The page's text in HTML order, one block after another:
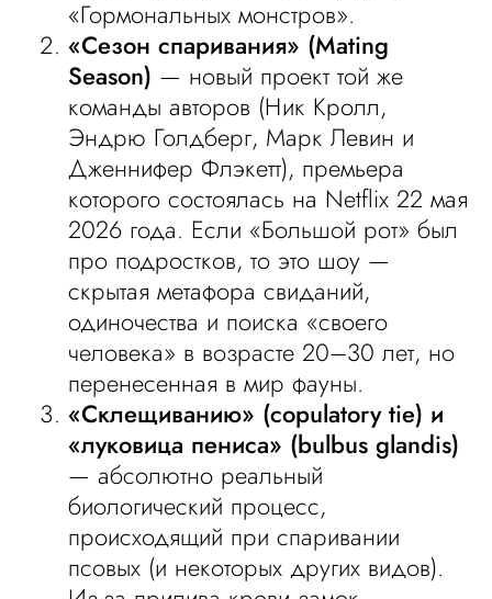
«Гормональных монстров».
«Сезон спаривания» (Mating
Season) — новый проект той же
команды авторов (Ник Кролл,
Эндрю Голдберг, Марк Левин и
Дженнифер Флэкетт), премьера
которого состоялась на Netflix 22 мая
2026 года. Если «Большой рот» был
про подростков, то это шоу —
скрытая метафора свиданий,
одиночества и поиска «своего
человека» в возрасте 20–30 лет, но
перенесенная в мир фауны.
«Склещиванию» (copulatory tie) и
«луковица пениса» (bulbus glandis)
— абсолютно реальный
биологический процесс,
происходящий при спаривании
псовых (и некоторых других видов).